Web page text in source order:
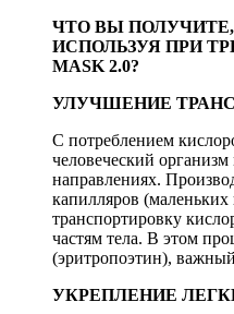
ЧТО ВЫ ПОЛУЧИТЕ,
ИСПОЛЬЗУЯ ПРИ
MASK 2.0?
УЛУЧШЕНИЕ
С потреблением
человеческий организм
направлениях.
капилляров (маленьких
транспортировку
частям тела. В этом
(эритропоэтин),
УКРЕПЛЕНИЕ